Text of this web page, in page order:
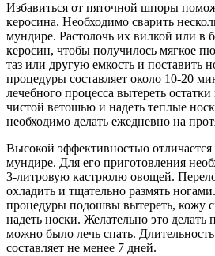
Избавиться от пяточной шпоры
керосина. Необходимо сварить
мундире. Растолочь их вилкой или в
керосин, чтобы получилось мягкое
таз или другую емкость и поставить
процедуры составляет около 10-20
лечебного процесса вытереть
чистой ветошью и надеть теплые
необходимо делать ежедневно на
Высокой эффективностью отличается
мундире. Для его приготовления
3-литровую кастрюлю овощей.
охладить и тщательно размять
процедуры подошвы вытереть, кожу
надеть носки. Желательно это делать
можно было лечь спать.
составляет не менее 7 дней.